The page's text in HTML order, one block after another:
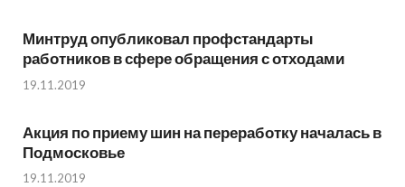
Минтруд опубликовал профстандарты
работников в сфере обращения с отходами
19.11.2019
Акция по приему шин на переработку началась в
Подмосковье
19.11.2019